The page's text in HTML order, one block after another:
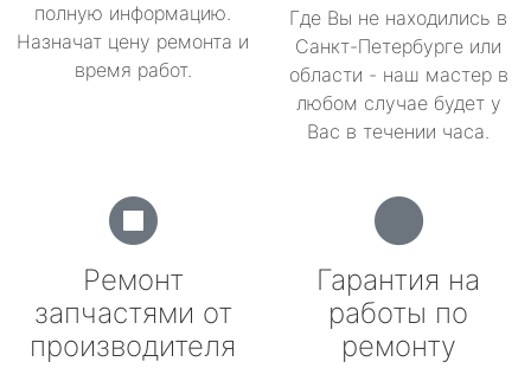
полную информацию.
Назначат цену ремонта и
время работ.
Где Вы не находились в
Санкт-Петербурге или
области - наш мастер в
любом случае будет у
Вас в течении часа.
Ремонт
запчастями от
производителя
Гарантия на
работы по
ремонту